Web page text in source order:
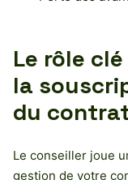
Le rôle
la
du
Le conseiller joue
gestion de votre